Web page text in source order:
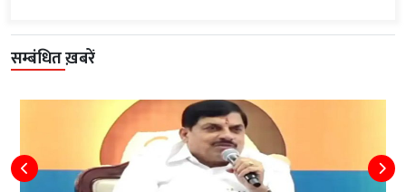
सम्बंधित ख़बरें